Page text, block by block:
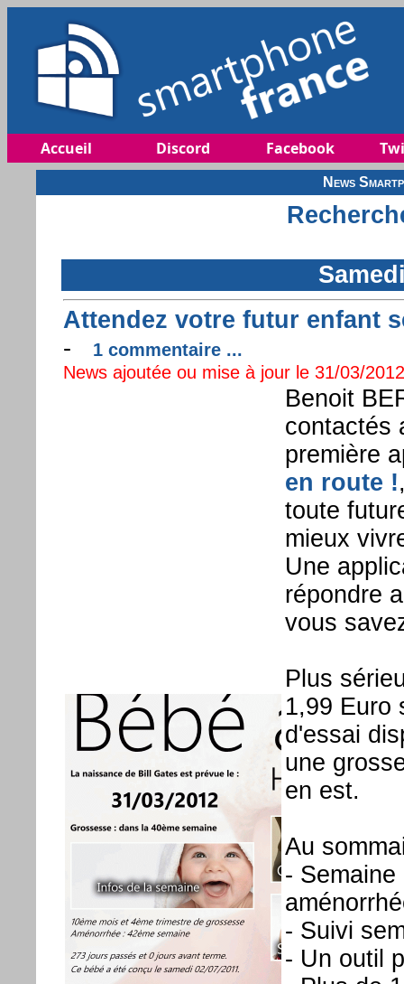
Accueil Discord Facebook
News
Attendez votre futur enfant
-
1 commentaire ...
News ajoutée ou mise à jour le 31/03/
Benoit
contactés
première
en route !
toute
mieux
Une
répondre
vous
Plus
1,99 Euro
d'essai
une
en est.
Au
-
- Suivi
- Un outil